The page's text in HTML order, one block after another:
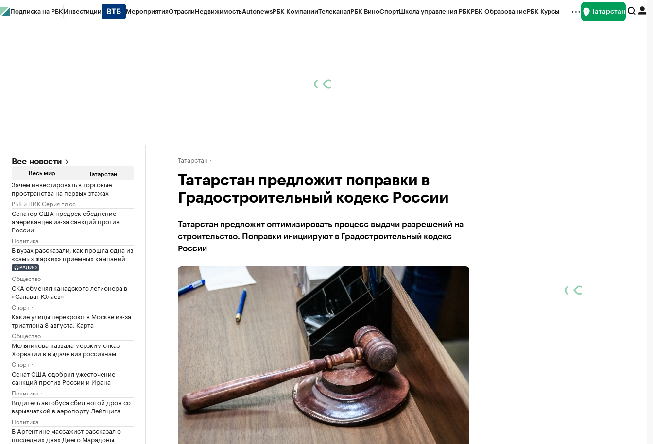
Подписка на РБК Инвестиции МероприятияОтраслиНедвижимостьAutonewsРБК КомпанииТелеканалРБК ВиноСпортШкола управления РБКРБК ОбразованиеРБК Курсы Татарстан
Все новости
Весь мир Татарстан
Зачем инвестировать в торговые
пространства на первых этажах
РБК и ПИК Серия плюс
Сенатор США предрек обеднение
американцев из-за санкций против
России
Политика
В вузах рассказали, как прошла одна из
«самых жарких» приемных кампаний
РАДИО
Общество
СКА обменял канадского легионера в
«Салават Юлаев»
Спорт
Какие улицы перекроют в Москве из-за
триатлона 8 августа. Карта
Общество
Мельникова назвала мерзким отказ
Хорватии в выдаче виз россиянам
Спорт
Сенат США одобрил ужесточение
санкций против России и Ирана
Политика
Водитель автобуса сбил ногой дрон со
взрывчаткой в аэропорту Лейпцига
Политика
В Аргентине массажист рассказал о
последних днях Диего Марадоны
Татарстан
Татарстан предложит поправки в
Градостроительный кодекс России
Татарстан предложит оптимизировать процесс выдачи разрешений на
строительство. Поправки инициируют в Градостроительный кодекс
России